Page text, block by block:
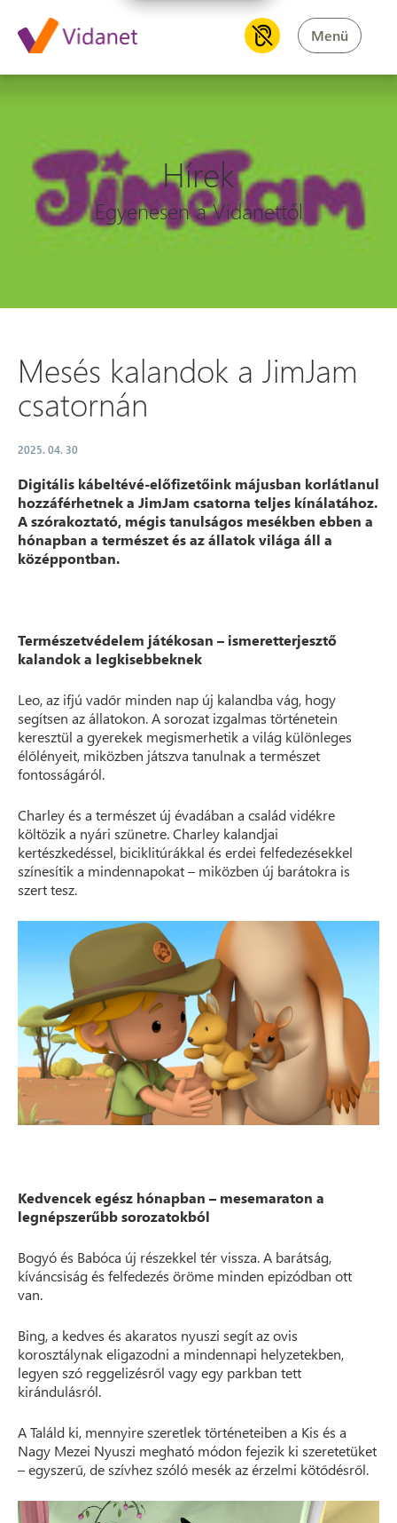
Menü
Hírek
Egyenesen a Vidanettől
Mesés kalandok a JimJam
csatornán
2025. 04. 30
Digitális kábeltévé-előfizetőink májusban korlátlanul
hozzáférhetnek a JimJam csatorna teljes kínálatához.
A szórakoztató, mégis tanulságos mesékben ebben a
hónapban a természet és az állatok világa áll a
középpontban.
Természetvédelem játékosan – ismeretterjesztő
kalandok a legkisebbeknek
Leo, az ifjú vadőr minden nap új kalandba vág, hogy
segítsen az állatokon. A sorozat izgalmas történetein
keresztül a gyerekek megismerhetik a világ különleges
élőlényeit, miközben játszva tanulnak a természet
fontosságáról.
Charley és a természet új évadában a család vidékre
költözik a nyári szünetre. Charley kalandjai
kertészkedéssel, biciklitúrákkal és erdei felfedezésekkel
színesítik a mindennapokat – miközben új barátokra is
szert tesz.
Kedvencek egész hónapban – mesemaraton a
legnépszerűbb sorozatokból
Bogyó és Babóca új részekkel tér vissza. A barátság,
kíváncsiság és felfedezés öröme minden epizódban ott
van.
Bing, a kedves és akaratos nyuszi segít az ovis
korosztálynak eligazodni a mindennapi helyzetekben,
legyen szó reggelizésről vagy egy parkban tett
kirándulásról.
A Találd ki, mennyire szeretlek történeteiben a Kis és a
Nagy Mezei Nyuszi megható módon fejezik ki szeretetüket
– egyszerű, de szívhez szóló mesék az érzelmi kötődésről.